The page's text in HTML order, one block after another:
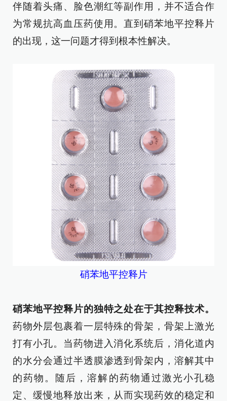
伴随着头痛、脸色潮红等副作用，并不适合作
为常规抗高血压药使用。直到硝苯地平控释片
的出现，这一问题才得到根本性解决。
硝苯地平控释片
硝苯地平控释片的独特之处在于其控释技术。
药物外层包裹着一层特殊的骨架，骨架上激光
打有小孔。当药物进入消化系统后，消化道内
的水分会通过半透膜渗透到骨架内，溶解其中
的药物。随后，溶解的药物通过激光小孔稳
定、缓慢地释放出来，从而实现药效的稳定和